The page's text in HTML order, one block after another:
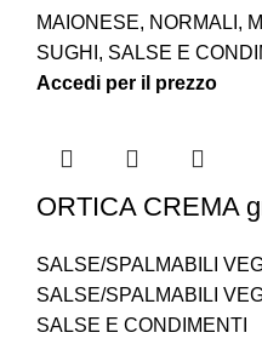
MAIONESE, NORMALI ,
SUGHI , SALSE E
Accedi per il prezzo
ORTICA CREMA
SALSE/SPALMABILI
SALSE/SPALMABILI
SALSE E CONDIMENTI